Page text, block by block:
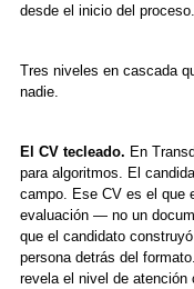
desde el inicio del proceso.
Tres niveles en cascada
nadie.
El CV tecleado. En
para algoritmos. El
campo. Ese CV es el que
evaluación — no un
que el candidato
persona detrás del
revela el nivel de atención